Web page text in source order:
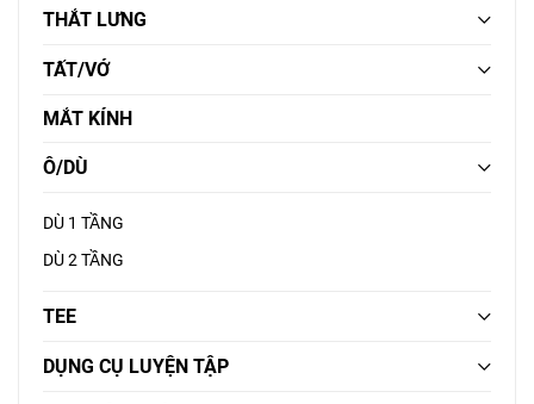
THẮT LƯNG
TẤT/VỚ
MẮT KÍNH
Ô/DÙ
DÙ 1 TẦNG
DÙ 2 TẦNG
TEE
DỤNG CỤ LUYỆN TẬP